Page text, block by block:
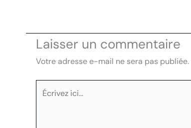
Laisser un commentaire
Votre adresse e-mail ne sera pas publiée.
Écrivez
ici…